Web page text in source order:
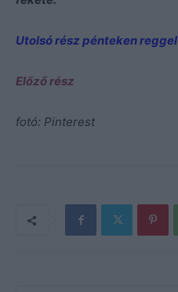
Utolsó rész pénteken reggel
Előző rész
fotó: Pinterest